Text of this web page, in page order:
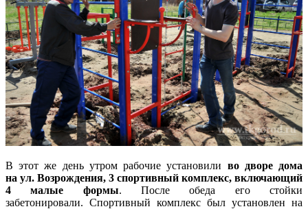
В этот же день утром рабочие установили во дворе дома
на ул. Возрождения, 3 спортивный комплекс, включающий
4 малые формы. После обеда его стойки
забетонировали. Спортивный комплекс был установлен на